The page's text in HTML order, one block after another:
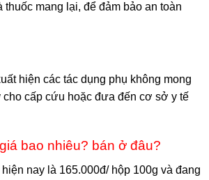
thuốc mang lại, để đảm bảo an toàn
hiện các tác dụng phụ không mong
cho cấp cứu hoặc đưa đến cơ sở y tế
bao nhiêu? bán ở đâu?
nay là 165.000đ/ hộp 100g và đang